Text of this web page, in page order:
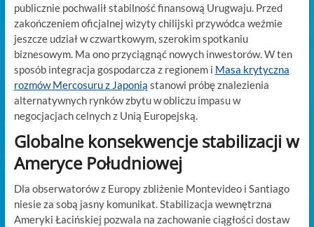
publicznie pochwalił stabilność finansową Urugwaju. Przed
zakończeniem oficjalnej wizyty chilijski przywódca weźmie
jeszcze udział w czwartkowym, szerokim spotkaniu
biznesowym. Ma ono przyciągnąć nowych inwestorów. W ten
sposób integracja gospodarcza z regionem i Masa krytyczna
rozmów Mercosuru z Japonią stanowi próbę znalezienia
alternatywnych rynków zbytu w obliczu impasu w
negocjacjach celnych z Unią Europejską.
Globalne konsekwencje stabilizacji w
Ameryce Południowej
Dla obserwatorów z Europy zbliżenie Montevideo i Santiago
niesie za sobą jasny komunikat. Stabilizacja wewnętrzna
Ameryki Łacińskiej pozwala na zachowanie ciągłości dostaw